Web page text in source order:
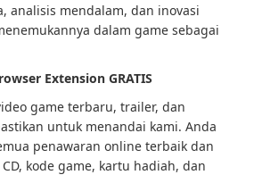
analisis mendalam, dan inovasi
dalam game sebagai
Extension GRATIS
game terbaru, trailer, dan
untuk menandai kami. Anda
penawaran online terbaik dan
kode game, kartu hadiah, dan